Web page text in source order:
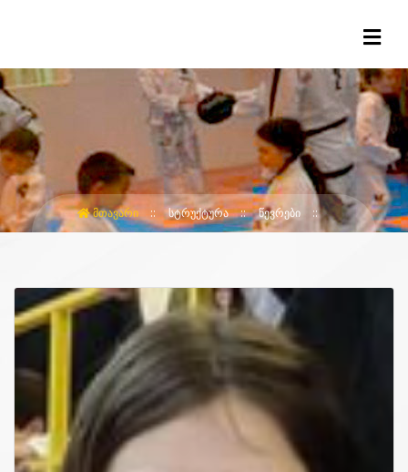
ᲛᲗᲐᲕᲐᲠᲘ ᲡᲢᲠᲣᲥᲢᲣᲠᲐ ᲬᲔᲕᲠᲔᲑᲘ